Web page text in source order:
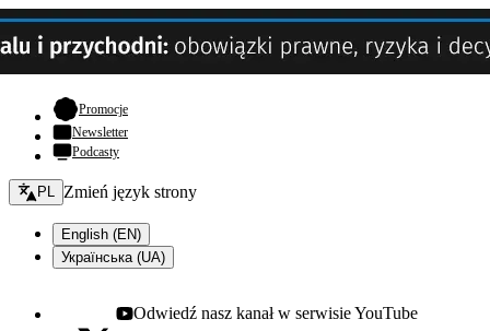
Promocje- otwiera się w nowej karcie
Newsletter
Podcasty
Zmień język - bieżący:
PL Zmień język strony
English (EN)
Українська (UA)
Youtube - otwiera się w nowej karcie
Odwiedź nasz kanał w serwisie YouTube